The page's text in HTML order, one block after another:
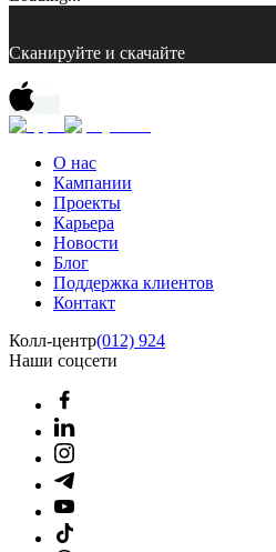
Сканируйте и скачайте
О нас
Кампании
Проекты
Карьера
Новости
Блог
Поддержка клиентов
Контакт
Колл-центр(012) 924
Наши соцсети